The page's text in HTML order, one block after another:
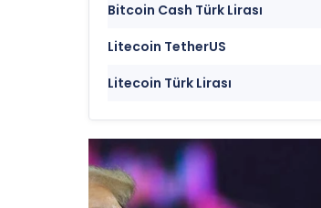
Bitcoin Cash Türk Lirası
Litecoin TetherUS
Litecoin Türk Lirası